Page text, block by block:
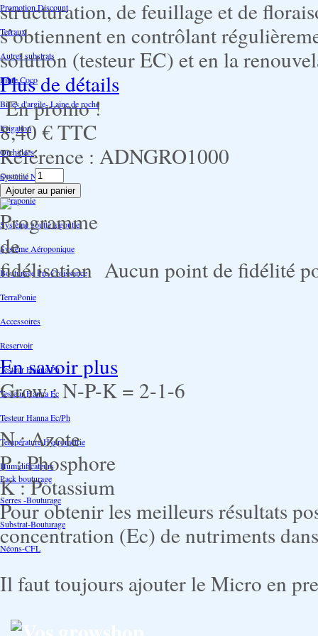
Promotion Discount
Terraux
Autres substrats
Fibre Coco
Billes d'argile- Laine de roche
Irrigation
Orchidées
Système NFT
Ultraponie
Système goutte à goutte
Système Aéroponique
Bouturage Pre Croissance
TerraPonie
Accessoires
Reservoir
Testeur Hanna Ph
Testeur Hanna Ec
Testeur Hanna Ec/Ph
Température Hygrométrie
Humidificateurs
Pack bouturage
Serres -Bouturage
Substrat-Bouturage
Néons-CFL
structuration, de feuillage et de
s’obtiennent en contrôlant
solution (testeur EC) et en la
Plus de détails
En promo !
8,40 €TTC
Référence : ADNGRO1000
Quantité :
Aucun point de fidélité
En savoir plus
Grow : N-P-K = 2-1-6
N : Azote
P : Phosphore
K : Potassium
Pour obtenir les meilleurs résultats
concentration (Ec) de nutriments
Il faut toujours ajouter le Micro en